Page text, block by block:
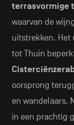
terrasvormige
waarvan de
uitstrekken.
tot Thuin
oorsprong
en wandelaars.
in een prachtig